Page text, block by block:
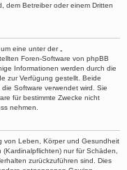
dem Betreiber oder einem Dritten
eine unter der „
Foren-Software von phpBB
Informationen werden durch die
zur Verfügung gestellt. Beide
Software verwendet wird. Sie
für bestimmte Zwecke nicht
nehmen.
von Leben, Körper und Gesundheit
nur für Schäden,
zurückzuführen sind. Dies